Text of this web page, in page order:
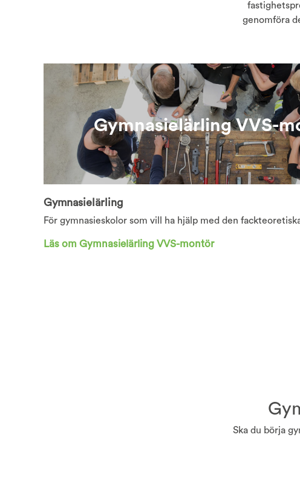
genomföra
Gymnasielärling VVS-
Gymnasielärling
För gymnasieskolor som vill ha hjälp med den
Läs om Gymnasielärling VVS-montör
Ska du börja